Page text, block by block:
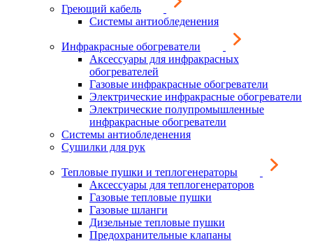
Греющий кабель
Системы антиобледенения
Инфракрасные обогреватели
Аксессуары для инфракрасных
обогревателей
Газовые инфракрасные обогреватели
Электрические инфракрасные обогреватели
Электрические полупромышленные
инфракрасные обогреватели
Системы антиобледенения
Сушилки для рук
Тепловые пушки и теплогенераторы
Аксессуары для теплогенераторов
Газовые тепловые пушки
Газовые шланги
Дизельные тепловые пушки
Предохранительные клапаны